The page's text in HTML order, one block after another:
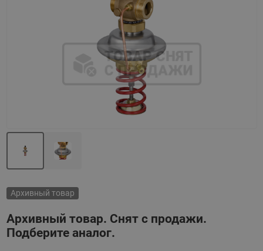
Архивный товар
Архивный товар. Снят с продажи.
Подберите аналог.